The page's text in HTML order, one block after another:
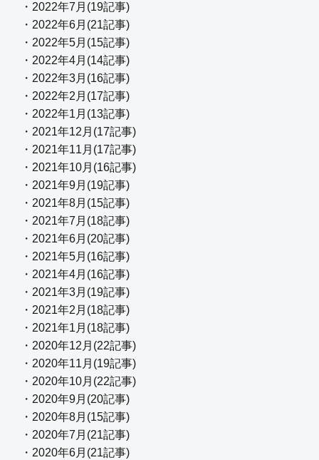
・2022年7月(19記事)
・2022年6月(21記事)
・2022年5月(15記事)
・2022年4月(14記事)
・2022年3月(16記事)
・2022年2月(17記事)
・2022年1月(13記事)
・2021年12月(17記事)
・2021年11月(17記事)
・2021年10月(16記事)
・2021年9月(19記事)
・2021年8月(15記事)
・2021年7月(18記事)
・2021年6月(20記事)
・2021年5月(16記事)
・2021年4月(16記事)
・2021年3月(19記事)
・2021年2月(18記事)
・2021年1月(18記事)
・2020年12月(22記事)
・2020年11月(19記事)
・2020年10月(22記事)
・2020年9月(20記事)
・2020年8月(15記事)
・2020年7月(21記事)
・2020年6月(21記事)